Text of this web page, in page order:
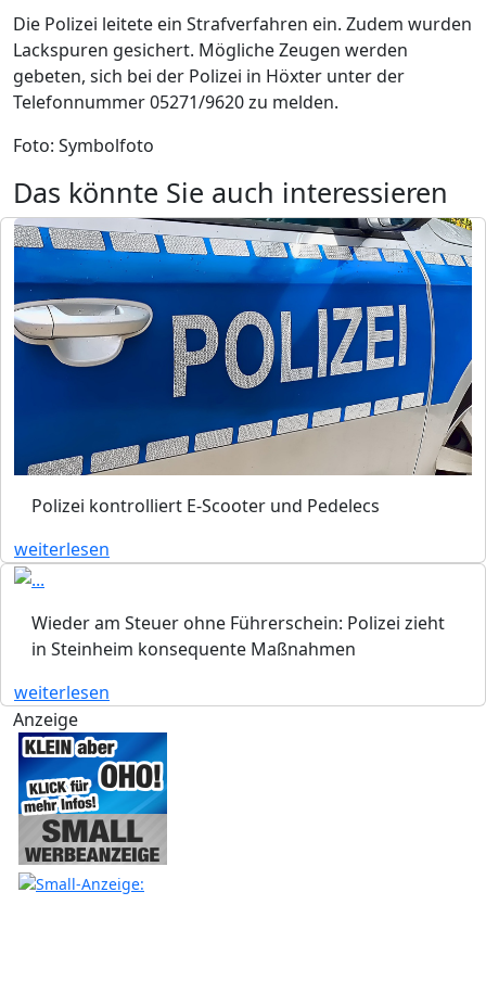
Die Polizei leitete ein Strafverfahren ein. Zudem wurden
Lackspuren gesichert. Mögliche Zeugen werden
gebeten, sich bei der Polizei in Höxter unter der
Telefonnummer 05271/9620 zu melden.
Foto: Symbolfoto
Das könnte Sie auch interessieren
Polizei kontrolliert E-Scooter und Pedelecs
weiterlesen
Wieder am Steuer ohne Führerschein: Polizei zieht
in Steinheim konsequente Maßnahmen
weiterlesen
Anzeige